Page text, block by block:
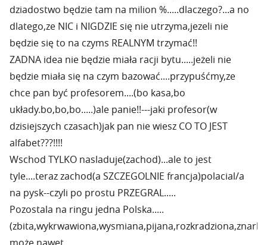
dziadostwo będzie tam na milion %.....dlaczego?...a no
dlatego,ze NIC i NIGDZIE się nie utrzyma,jezeli nie
będzie się to na czyms REALNYM trzymać!!
ZADNA idea nie będzie miała racji bytu.....jeżeli nie
będzie miała się na czym bazować....przypuśćmy,ze
chce pan być profesorem....(bo kasa,bo
układy.bo,bo,bo.....)ale panie!!---jaki profesor(w
dzisiejszych czasach)jak pan nie wiesz CO TO JEST
alfabet???!!!!
Wschod TYLKO nasladuje(zachod)...ale to jest
tyle....teraz zachod(a SZCZEGOLNIE francja)polacial/a
na pysk--czyli po prostu PRZEGRAL.....
Pozostala na ringu jedna Polska.....